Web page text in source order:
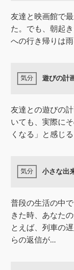
友達と映画館で
た。でも、朝起
への行き帰りは
遊びの計
友達との遊びの
いても、実際に
くなる」と感じ
小さな出
普段の生活の中
きた時、あなた
とえば、列車の
らの返信が...